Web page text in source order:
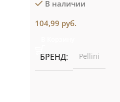
В наличии
104,99 руб.
БРЕНД Pellini